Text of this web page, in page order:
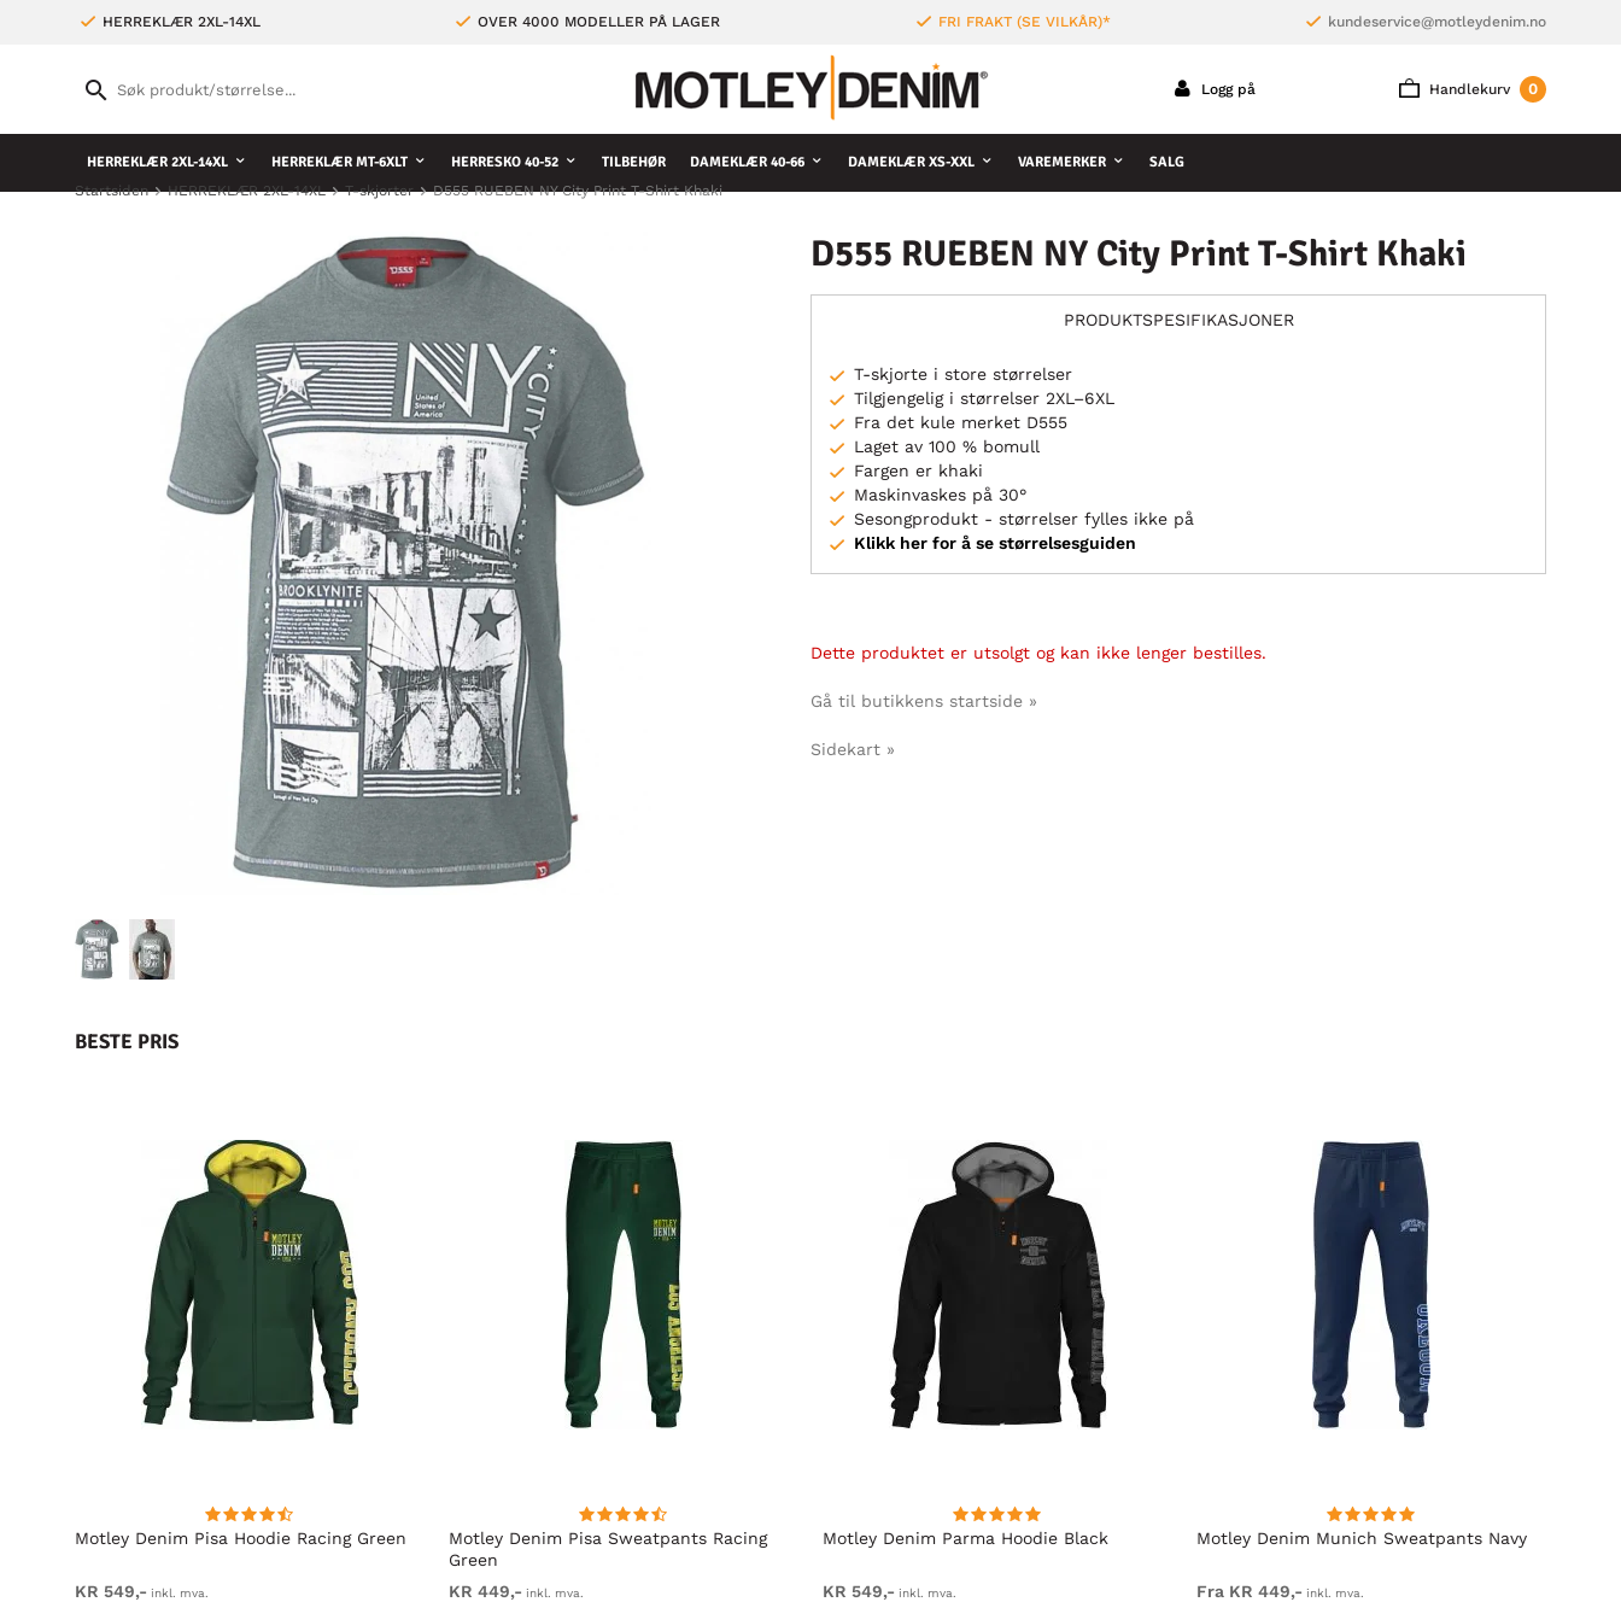
HERREKLÆR 2XL-14XL OVER 4000 MODELLER PÅ LAGER FRI FRAKT (SE VILKÅR)* kundeservice@motleydenim.no
Handlekurv 0
Logg på
HERREKLÆR 2XL-14XL HERREKLÆR MT-6XLT HERRESKO 40-52 TILBEHØR DAMEKLÆR 40-66 DAMEKLÆR XS-XXL VAREMERKER SALG
Startsiden HERREKLÆR 2XL-14XL T-skjorter D555 RUEBEN NY City Print T-Shirt Khaki
D555 RUEBEN NY City Print T-Shirt Khaki
PRODUKTSPESIFIKASJONER
T-skjorte i store størrelser
Tilgjengelig i størrelser 2XL–6XL
Fra det kule merket D555
Laget av 100 % bomull
Fargen er khaki
Maskinvaskes på 30°
Sesongprodukt - størrelser fylles ikke på
Klikk her for å se størrelsesguiden
Dette produktet er utsolgt og kan ikke lenger bestilles.
Gå til butikkens startside »
Sidekart »
BESTE PRIS
Motley Denim Pisa Hoodie Racing Green
KR 549,- inkl. mva.
Motley Denim Pisa Sweatpants Racing
Green
KR 449,- inkl. mva.
Motley Denim Parma Hoodie Black
KR 549,- inkl. mva.
Motley Denim Munich Sweatpants Navy
Fra KR 449,- inkl. mva.